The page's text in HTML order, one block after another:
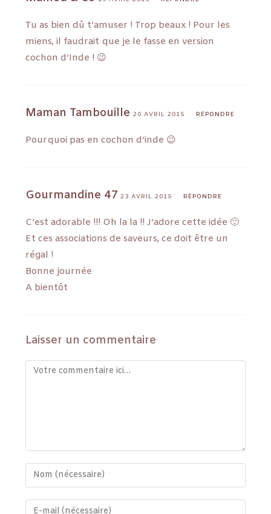
Tu as bien dû t’amuser ! Trop beaux ! Pour les
miens, il faudrait que je le fasse en version
cochon d’Inde ! 😉
Maman Tambouille 20 AVRIL 2015 RÉPONDRE
Pourquoi pas en cochon d’inde 😉
Gourmandine 47 23 AVRIL 2015 RÉPONDRE
C’est adorable !!! Oh la la !! J’adore cette idée 🙂
Et ces associations de saveurs, ce doit être un
régal !
Bonne journée
A bientôt
Laisser un commentaire